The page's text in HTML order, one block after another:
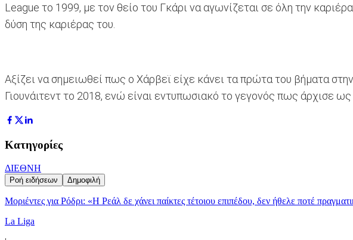
League το 1999, με τον θείο του Γκάρι να αγωνίζεται σε όλη την
δύση της καριέρας του.
Αξίζει να σημειωθεί πως ο Χάρβεϊ είχε κάνει τα πρώτα του βήματα
Γιουνάιτεντ το 2018, ενώ είναι εντυπωσιακό το γεγονός πως άρχισε
Κατηγορίες
ΔΙΕΘΝΗ
Ροή ειδήσεων Δημοφιλή
Μοριέντες για Ρόδρι: «Η Ρεάλ δε χάνει παίκτες τέτοιου επιπέδου, δεν ήθελε ποτέ
La Liga